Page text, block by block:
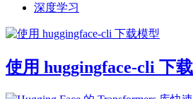
深度学习
使用 huggingface-cli 下